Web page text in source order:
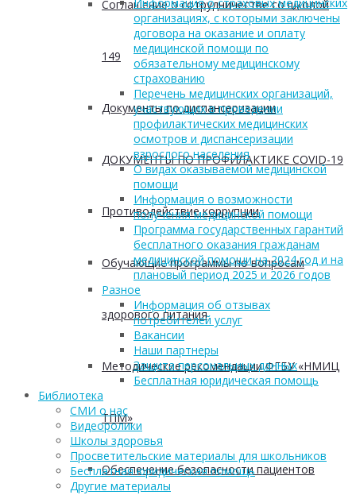
Соглашение о сотрудничестве со школой
149
Документы по диспансеризации
ДОКУМЕНТЫ ПО ПРОФИЛАКТИКЕ COVID-19
Противодействие коррупции
Обучающие программы по вопросам
здорового питания
Методические рекомендации ФГБУ «НМИЦ
ТПМ»
Обеспечение безопасности пациентов
организациях, с которыми заключены
договора на оказание и оплату
медицинской помощи по
обязательному медицинскому
страхованию
Перечень медицинских организаций,
участвующих в проведении
профилактических медицинских
осмотров и диспансеризации
взрослого населения
О видах оказываемой медицинской
помощи
Информация о возможности
получения медицинской помощи
Программа государственных гарантий
бесплатного оказания гражданам
медицинской помощи на 2024 год и на
плановый период 2025 и 2026 годов
Разное
Информация об отзывах
потребителей услуг
Вакансии
Наши партнеры
Защита персональных данных
Бесплатная юридическая помощь
Библиотека
СМИ о нас
Видеоролики
Школы здоровья
Просветительские материалы для школьников
Бесплатная юридическая помощь
Другие материалы